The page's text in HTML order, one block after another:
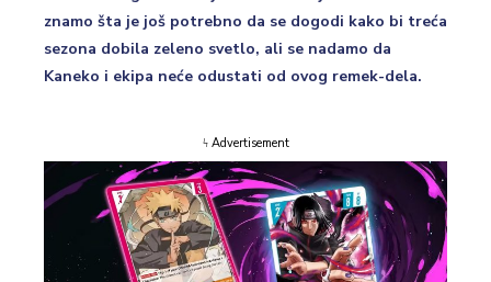
znamo šta je još potrebno da se dogodi kako bi treća
sezona dobila zeleno svetlo, ali se nadamo da
Kaneko i ekipa neće odustati od ovog remek-dela.
ϟ Advertisement